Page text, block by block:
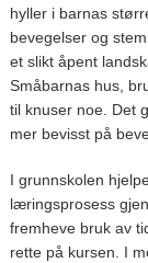
hyller i barnas
bevegelser og
et slikt åpent
Småbarnas hus,
til knuser noe. Det
mer bevisst på
I grunnskolen
læringsprosess
fremheve bruk av
rette på kursen. I